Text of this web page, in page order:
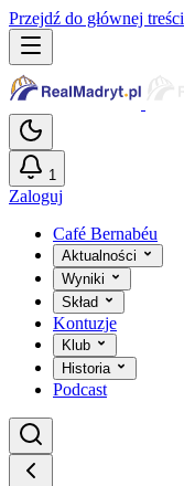
Przejdź do głównej treści
1
Zaloguj
Café Bernabéu
Aktualności
Wyniki
Skład
Kontuzje
Klub
Historia
Podcast